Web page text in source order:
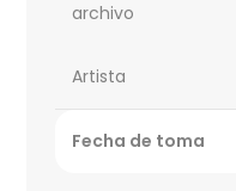
archivo
Artista
Fecha de toma